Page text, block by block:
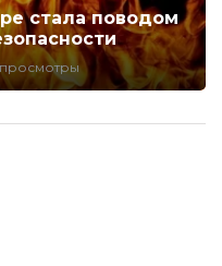
стала поводом
просмотры